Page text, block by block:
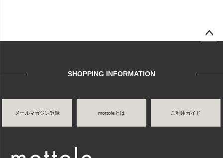
SHOPPING INFORMATION
メールマガジン登録 mottoleとは ご利用ガイド